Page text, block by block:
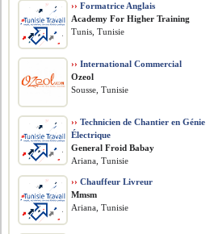
›› Formatrice Anglais
Academy For Higher Training
Tunis, Tunisie
›› International Commercial
Ozeol
Sousse, Tunisie
›› Technicien de Chantier en Génie
Électrique
General Froid Babay
Ariana, Tunisie
›› Chauffeur Livreur
Mmsm
Ariana, Tunisie